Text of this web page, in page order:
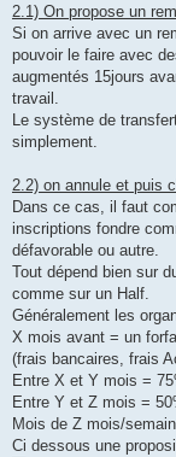
2.1) On propose un
Si on arrive avec un
pouvoir le faire avec
augmentés 15jours
travail.
Le système de
simplement.
2.2) on annule et puis
Dans ce cas, il faut
inscriptions fondre
défavorable ou autre.
Tout dépend bien sur
comme sur un Half.
Généralement les
X mois avant = un
(frais bancaires, frais
Entre X et Y mois =
Entre Y et Z mois =
Mois de Z mois/
Ci dessous une